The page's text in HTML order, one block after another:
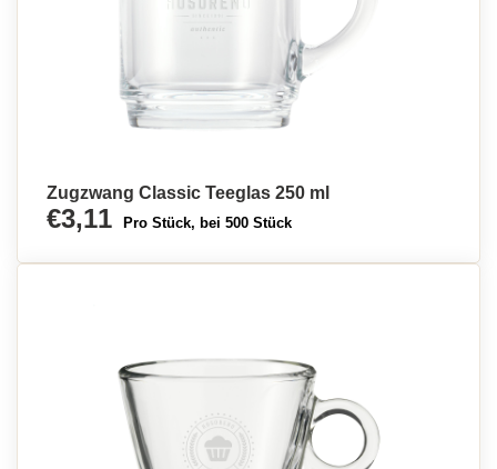
Zugzwang Classic Teeglas 250 ml
€3,11 Pro Stück, bei 500 Stück